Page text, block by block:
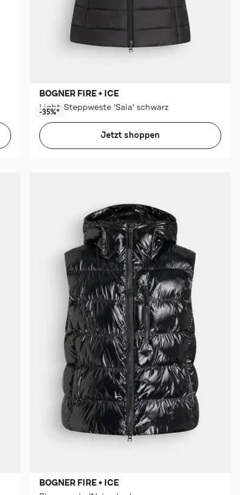
BOGNER FIRE + ICE
Light-Steppweste 'Sala' schwarz
-35%*
Jetzt shoppen
BOGNER FIRE + ICE